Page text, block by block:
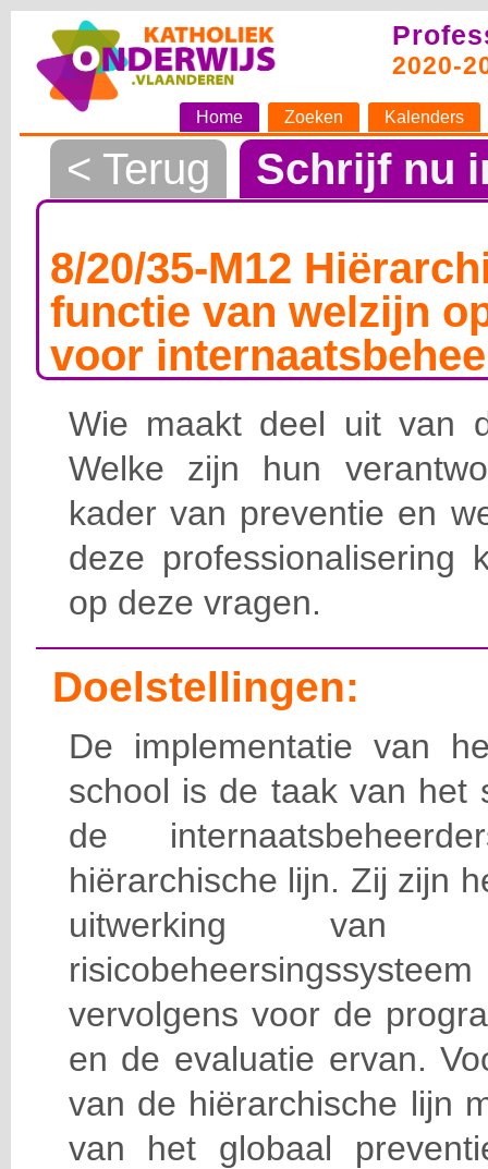
2020-
Home Zoeken Kalenders
< Terug Schrijf nu
8/20/35-M12
functie van welzijn
voor
Wie maakt deel uit van
Welke zijn hun
kader van preventie en
deze professionalisering
op deze vragen.
Doelstellingen:
De implementatie van
school is de taak van het
de
hiërarchische lijn. Zij zijn
uitwerking van
vervolgens voor de
en de evaluatie ervan.
van de hiërarchische lijn
van het globaal